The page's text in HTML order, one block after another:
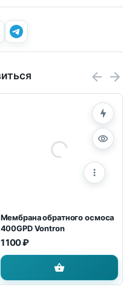
Мембрана обратного осмоса
400GPD Vontron
1 100 ₽